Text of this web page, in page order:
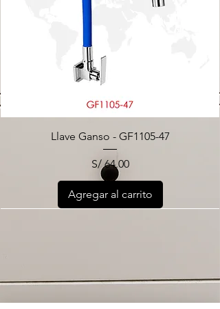
Llave Ganso - GF1105-47
Precio
S/ 64.00
Agregar al carrito